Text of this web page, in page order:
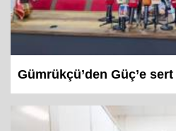
Gümrükçü’den Güç’e sert